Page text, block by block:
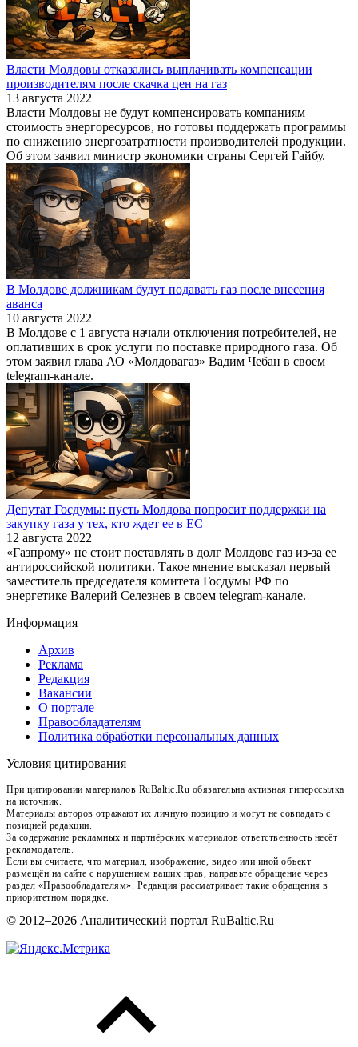
Власти Молдовы отказались выплачивать компенсации
производителям после скачка цен на газ
13 августа 2022
Власти Молдовы не будут компенсировать компаниям
стоимость энергоресурсов, но готовы поддержать программы
по снижению энергозатратности производителей продукции.
Об этом заявил министр экономики страны Сергей Гайбу.
В Молдове должникам будут подавать газ после внесения
аванса
10 августа 2022
В Молдове с 1 августа начали отключения потребителей, не
оплативших в срок услуги по поставке природного газа. Об
этом заявил глава АО «Молдовагаз» Вадим Чебан в своем
telegram-канале.
Депутат Госдумы: пусть Молдова попросит поддержки на
закупку газа у тех, кто ждет ее в ЕС
12 августа 2022
«Газпрому» не стоит поставлять в долг Молдове газ из-за ее
антироссийской политики. Такое мнение высказал первый
заместитель председателя комитета Госдумы РФ по
энергетике Валерий Селезнев в своем telegram-канале.
Информация
Архив
Реклама
Редакция
Вакансии
О портале
Правообладателям
Политика обработки персональных данных
Условия цитирования
При цитировании материалов RuBaltic.Ru обязательна активная гиперссылка
на источник.
Материалы авторов отражают их личную позицию и могут не совпадать с
позицией редакции.
За содержание рекламных и партнёрских материалов ответственность несёт
рекламодатель.
Если вы считаете, что материал, изображение, видео или иной объект
размещён на сайте с нарушением ваших прав, направьте обращение через
раздел «Правообладателям». Редакция рассматривает такие обращения в
приоритетном порядке.
© 2012–2026 Аналитический портал RuBaltic.Ru